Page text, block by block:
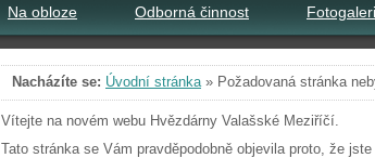
Na obloze Odborná činnost
Nacházíte se: Úvodní stránka» Požadovaná stránka
Vítejte na novém webu Hvězdárny Valašské Meziříčí.
Tato stránka se Vám pravděpodobně objevila proto, že